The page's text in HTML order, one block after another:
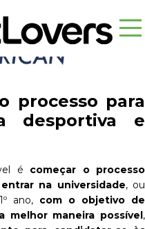
processo para
desportiva e
é começar o processo
na universidade, ou
ano, com o objetivo de
melhor maneira possível,